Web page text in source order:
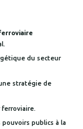
du secteur
stratégie de
publics à la